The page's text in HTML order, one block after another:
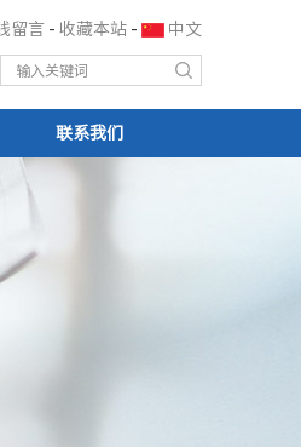
留言 - 收藏本站 - 中文
联系我们